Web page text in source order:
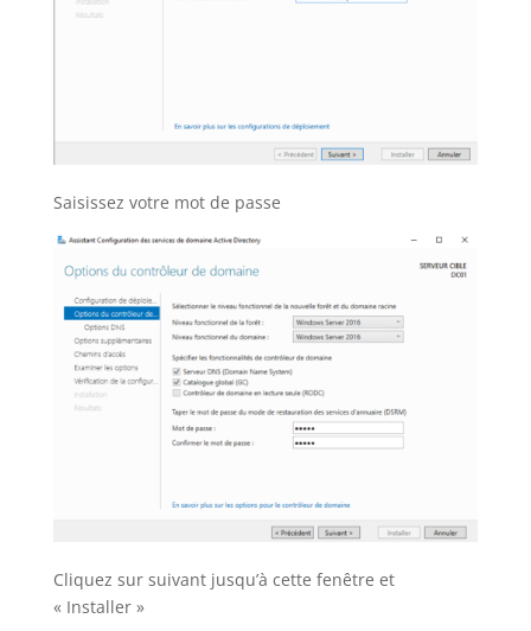
Saisissez votre mot de passe
Cliquez sur suivant jusqu’à cette fenêtre et
« Installer »